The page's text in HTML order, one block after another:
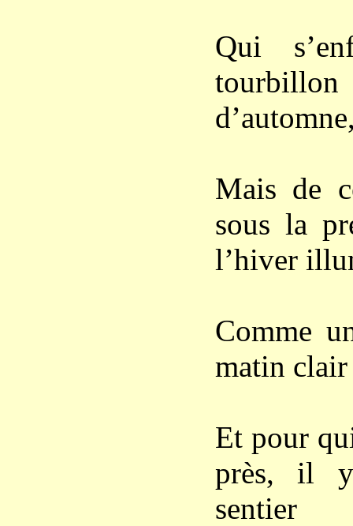
Qui
Mais de
sous la
l’hiver
Comme
matin clair
Et pour
près, il